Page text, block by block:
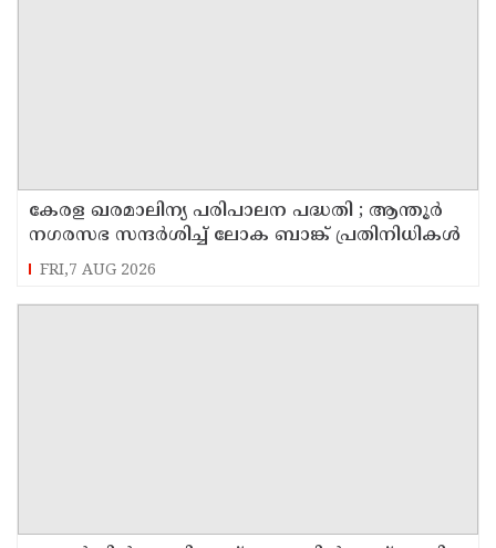
കേരള ഖരമാലിന്യ പരിപാലന പദ്ധതി ; ആന്തൂർ
നഗരസഭ സന്ദർശിച്ച് ലോക ബാങ്ക് പ്രതിനിധികൾ
FRI,7 AUG 2026